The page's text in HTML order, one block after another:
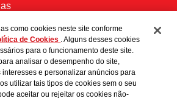
das 08h às 16h)
como cookies neste site conforme
de Cookies
. Alguns desses cookies
para o funcionamento deste site.
analisar o desempenho do site,
e personalizar anúncios para
utilizar tais tipos de cookies sem o seu
aceitar ou rejeitar os cookies não-